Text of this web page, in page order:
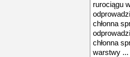
rurociągu
chłonna
chłonna
warstwy ...